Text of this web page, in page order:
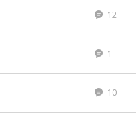
12
1
10